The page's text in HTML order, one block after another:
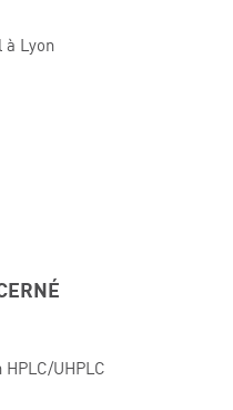
à Lyon
UHPLC